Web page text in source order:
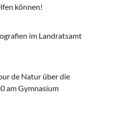
können!
im Landratsamt
de Natur über die
am Gymnasium